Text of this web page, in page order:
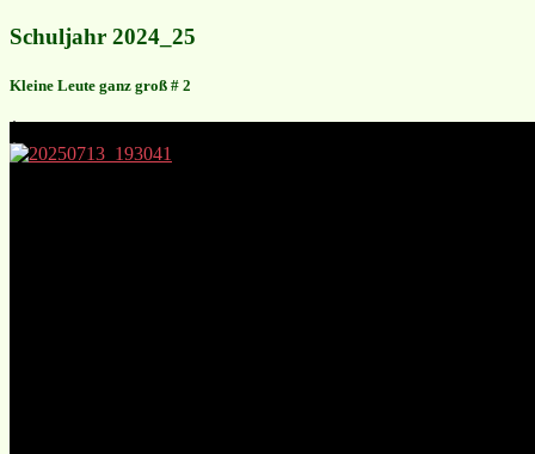
Schuljahr 2024_25
Kleine Leute ganz groß # 2